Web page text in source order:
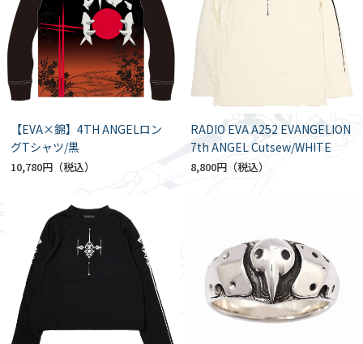
【EVA×錦】4TH ANGELロン
グTシャツ/黒
10,780円
RADIO EVA A252 EVANGELION
7th ANGEL Cutsew/WHITE
8,800円